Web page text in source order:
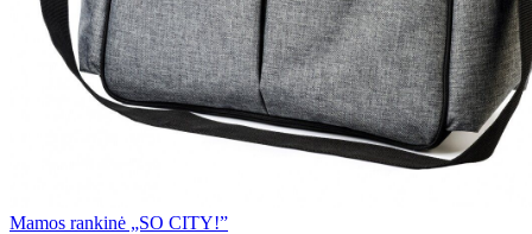
Mamos rankinė „SO CITY!”